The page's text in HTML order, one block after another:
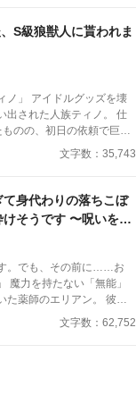
なり、戸惑いながらも結婚
リックは優しいキスをし
わけもわからず悲しく
セドリックはたくましい力
ったウィリアムの身体が潤
しています
S級狼獣人に貰われま
ズを壊
された人族ティノ。 仕
のの、初日の依頼で巨大
具を気に入り、さらに一
動。 しかも満月
て――？！ ポンコツ
狼獣人の、ご飯と溺愛た
文字数：35,743
身代わりの落ちこぼ
そうです 〜呪いを解
言されました〜
。でも、その前に……お
魔力を持たない「無能」
た薬師のエリアン。 彼に
すべてを焼き尽くす「死の
代わりの婚姻だった。
文字数：62,752